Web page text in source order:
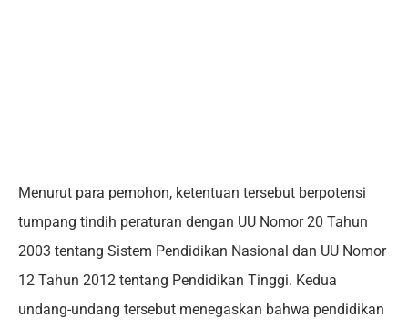
Menurut para pemohon, ketentuan tersebut berpotensi
tumpang tindih peraturan dengan UU Nomor 20 Tahun
2003 tentang Sistem Pendidikan Nasional dan UU Nomor
12 Tahun 2012 tentang Pendidikan Tinggi. Kedua
undang-undang tersebut menegaskan bahwa pendidikan